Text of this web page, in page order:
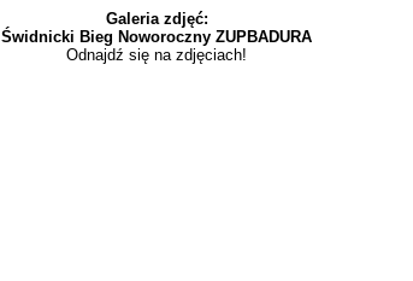
Galeria zdjęć:
Świdnicki Bieg Noworoczny ZUPBADURA
Odnajdź się na zdjęciach!